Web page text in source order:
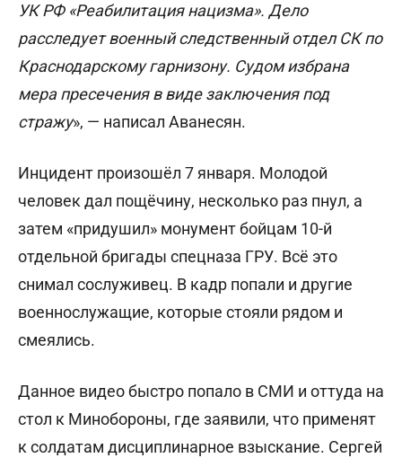
УК РФ «Реабилитация нацизма». Дело
расследует военный следственный отдел СК по
Краснодарскому гарнизону. Судом избрана
мера пресечения в виде заключения под
стражу», — написал Аванесян.
Инцидент произошёл 7 января. Молодой
человек дал пощёчину, несколько раз пнул, а
затем «придушил» монумент бойцам 10-й
отдельной бригады спецназа ГРУ. Всё это
снимал сослуживец. В кадр попали и другие
военнослужащие, которые стояли рядом и
смеялись.
Данное видео быстро попало в СМИ и оттуда на
стол к Минобороны, где заявили, что применят
к солдатам дисциплинарное взыскание. Сергей